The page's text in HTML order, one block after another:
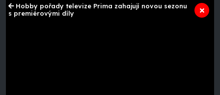
Hobby pořady televize Prima zahajují novou sezonu
s premiérovými díly